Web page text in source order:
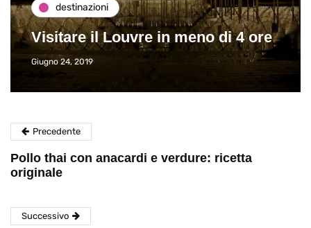
destinazioni
Visitare il Louvre in meno di 4 ore
Giugno 24, 2019
Precedente
Pollo thai con anacardi e verdure: ricetta
originale
Successivo